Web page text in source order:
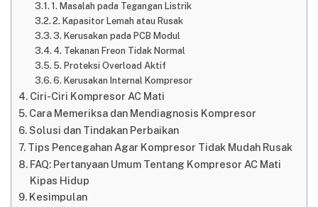
1. Masalah pada Tegangan Listrik
2. Kapasitor Lemah atau Rusak
3. Kerusakan pada PCB Modul
4. Tekanan Freon Tidak Normal
5. Proteksi Overload Aktif
6. Kerusakan Internal Kompresor
Ciri-Ciri Kompresor AC Mati
Cara Memeriksa dan Mendiagnosis Kompresor
Solusi dan Tindakan Perbaikan
Tips Pencegahan Agar Kompresor Tidak Mudah Rusak
FAQ: Pertanyaan Umum Tentang Kompresor AC Mati
Kipas Hidup
Kesimpulan